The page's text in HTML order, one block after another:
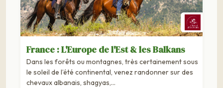
France : L'Europe de l'Est & les Balkans
Dans les forêts ou montagnes, très certainement sous
le soleil de l’été continental, venez randonner sur des
chevaux albanais, shagyas,...